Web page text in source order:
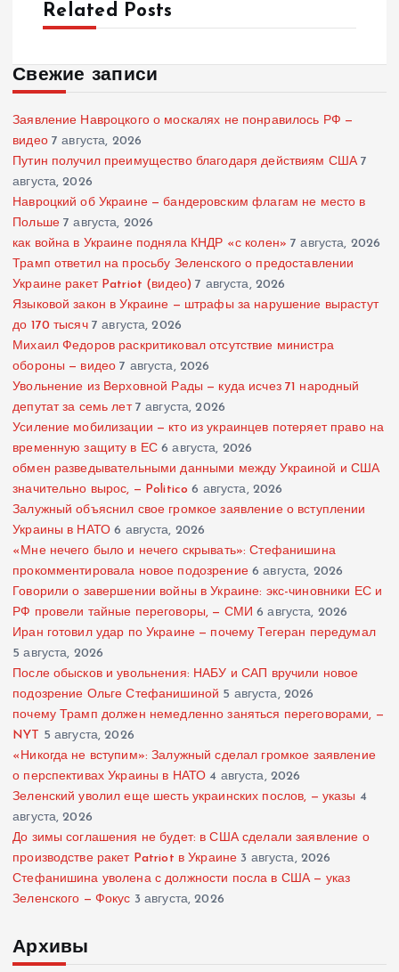
Related Posts
Свежие записи
Заявление Навроцкого о москалях не понравилось РФ —
видео 7 августа, 2026
Путин получил преимущество благодаря действиям США 7
августа, 2026
Навроцкий об Украине — бандеровским флагам не место в
Польше 7 августа, 2026
как война в Украине подняла КНДР «с колен» 7 августа, 2026
Трамп ответил на просьбу Зеленского о предоставлении
Украине ракет Patriot (видео) 7 августа, 2026
Языковой закон в Украине — штрафы за нарушение вырастут
до 170 тысяч 7 августа, 2026
Михаил Федоров раскритиковал отсутствие министра
обороны — видео 7 августа, 2026
Увольнение из Верховной Рады — куда исчез 71 народный
депутат за семь лет 7 августа, 2026
Усиление мобилизации — кто из украинцев потеряет право на
временную защиту в ЕС 6 августа, 2026
обмен разведывательными данными между Украиной и США
значительно вырос, — Politico 6 августа, 2026
Залужный объяснил свое громкое заявление о вступлении
Украины в НАТО 6 августа, 2026
«Мне нечего было и нечего скрывать»: Стефанишина
прокомментировала новое подозрение 6 августа, 2026
Говорили о завершении войны в Украине: экс-чиновники ЕС и
РФ провели тайные переговоры, — СМИ 6 августа, 2026
Иран готовил удар по Украине — почему Тегеран передумал
5 августа, 2026
После обысков и увольнения: НАБУ и САП вручили новое
подозрение Ольге Стефанишиной 5 августа, 2026
почему Трамп должен немедленно заняться переговорами, —
NYT 5 августа, 2026
«Никогда не вступим»: Залужный сделал громкое заявление
о перспективах Украины в НАТО 4 августа, 2026
Зеленский уволил еще шесть украинских послов, — указы 4
августа, 2026
До зимы соглашения не будет: в США сделали заявление о
производстве ракет Patriot в Украине 3 августа, 2026
Стефанишина уволена с должности посла в США — указ
Зеленского — Фокус 3 августа, 2026
Архивы